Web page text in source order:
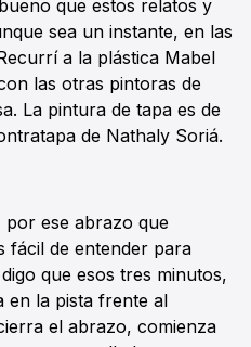
que estos relatos y
sea un instante, en las
a la plástica Mabel
las otras pintoras de
La pintura de tapa es de
de Nathaly Soriá.
por ese abrazo que
fácil de entender para
que esos tres minutos,
en la pista frente al
el abrazo, comienza